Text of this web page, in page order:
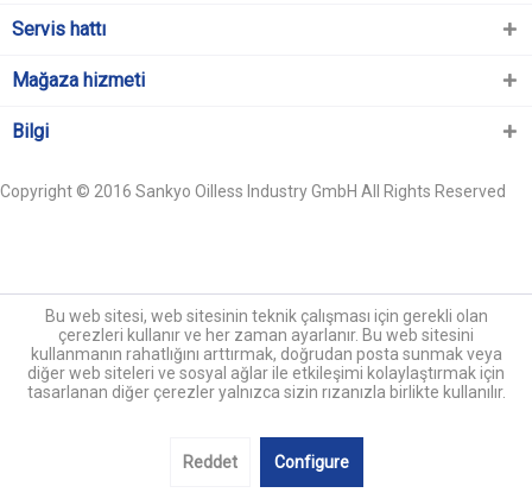
Servis hattı
Mağaza hizmeti
Bilgi
Copyright © 2016 Sankyo Oilless Industry GmbH All Rights Reserved
Bu web sitesi, web sitesinin teknik çalışması için gerekli olan
çerezleri kullanır ve her zaman ayarlanır. Bu web sitesini
kullanmanın rahatlığını arttırmak, doğrudan posta sunmak veya
diğer web siteleri ve sosyal ağlar ile etkileşimi kolaylaştırmak için
tasarlanan diğer çerezler yalnızca sizin rızanızla birlikte kullanılır.
Reddet Configure